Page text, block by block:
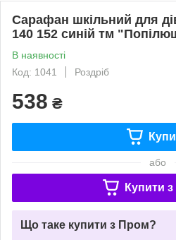
Сарафан шкільний для
140 152 синій тм
В наявності
Код: 1041
Роздріб
538 ₴
або
Купити з
Що таке купити з Пром?